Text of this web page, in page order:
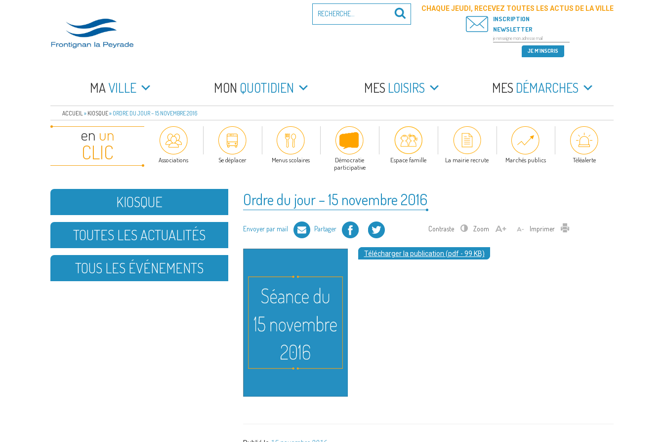
FRONTIGNAN LA PEYRADE
pour
Recherche
CHAQUE JEUDI, RECEVEZ TOUTES LES ACTUS DE LA VILLE
INSCRIPTION
NEWSLETTER
MAVILLE MON QUOTIDIEN MES LOISIRS MES DÉMARCHES
ACCUEIL » KIOSQUE» ORDRE DU JOUR – 15 NOVEMBRE 2016
en un
CLIC Associations Se déplacer Menus scolaires
Démocratie
participative
Espace famille La mairie recrute Marchés publics Téléalerte
Ordre du jour – 15 novembre 2016
Envoyer par mail Partager Facebook Twitter Contraste Zoom Imprimer Imprimer
Télécharger la publication (pdf - 99 KB)
KIOSQUE
TOUTES LES ACTUALITÉS
TOUS LES ÉVÉNEMENTS